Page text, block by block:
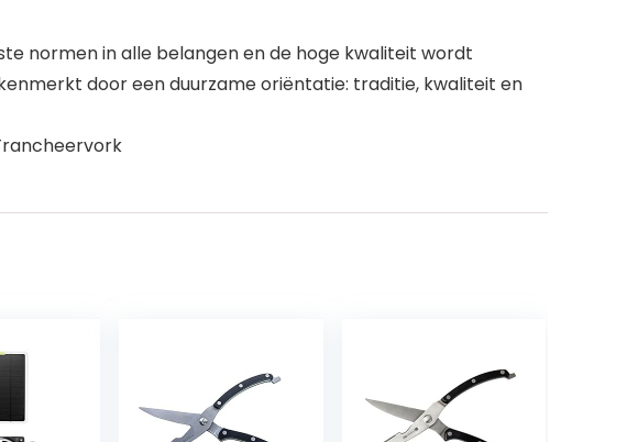
normen in alle belangen en de hoge kwaliteit wordt
door een duurzame oriëntatie: traditie, kwaliteit en